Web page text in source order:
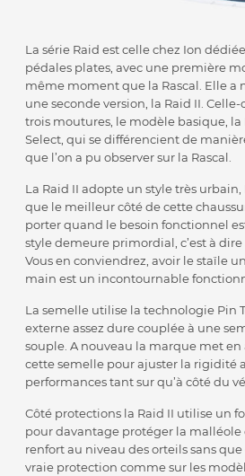
La série Raid est celle chez Ion
pédales plates, avec une première
même moment que la Rascal. Elle a
une seconde version, la Raid II.
trois moutures, le modèle basique, la
Select, qui se différencient de
que l’on a pu observer sur la Rascal.
La Raid II adopte un style très
que le meilleur côté de cette
porter quand le besoin fonctionnel
style demeure primordial, c’est à dire
Vous en conviendrez, avoir le staïle
main est un incontournable
La semelle utilise la technologie Pin
externe assez dure couplée à une
souple. A nouveau la marque met
cette semelle pour ajuster la rigidité
performances tant sur qu’à côté du
Côté protections la Raid II utilise un
pour davantage protéger la malléole
renfort au niveau des orteils sans
vraie protection comme sur les